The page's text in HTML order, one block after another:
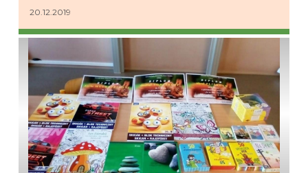
20.12.2019